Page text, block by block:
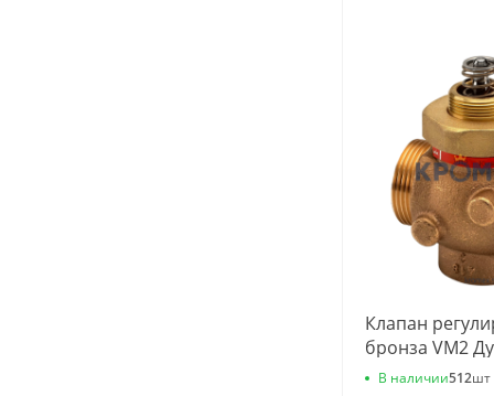
Клапан
бронза VM2
G3/4" Kvs=1м3/
В наличии512шт